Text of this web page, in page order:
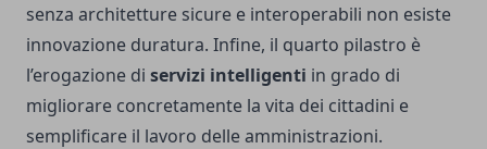
senza architetture sicure e interoperabili non esiste
innovazione duratura. Infine, il quarto pilastro è
l’erogazione di servizi intelligenti in grado di
migliorare concretamente la vita dei cittadini e
semplificare il lavoro delle amministrazioni.